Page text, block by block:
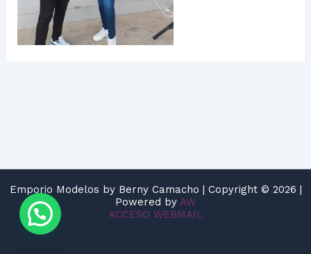
Emporio Modelos by Berny Camacho | Copyright © 2026 |
Powered by AW
ACCESO WEBMAIL